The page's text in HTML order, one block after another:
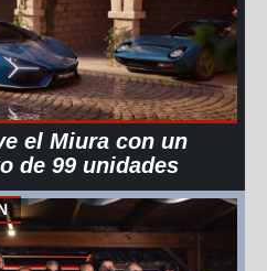
el Miura con un
de 99 unidades